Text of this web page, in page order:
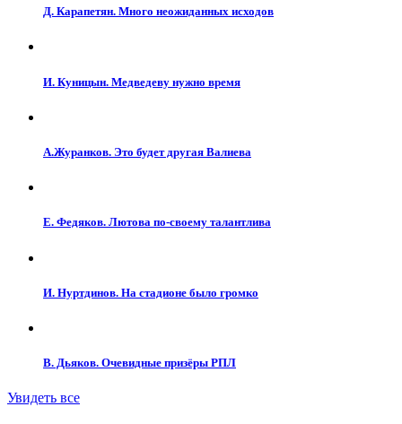
Д. Карапетян. Много неожиданных исходов
И. Куницын. Медведеву нужно время
А.Журанков. Это будет другая Валиева
Е. Федяков. Лютова по-своему талантлива
И. Нуртдинов. На стадионе было громко
В. Дьяков. Очевидные призёры РПЛ
Увидеть все